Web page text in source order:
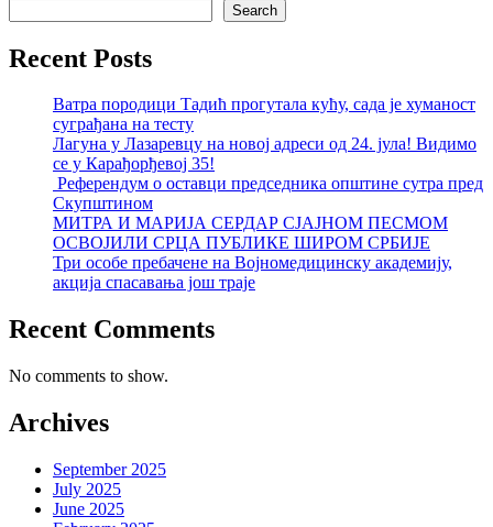
Search
Recent Posts
Ватра породици Тадић прогутала кућу, сада је хуманост
суграђана на тесту
Лагуна у Лазаревцу на новој адреси од 24. јула! Видимо
се у Карађорђевој 35!
Референдум о оставци председника општине сутра пред
Скупштином
МИТРА И МАРИЈА СЕРДАР СЈАЈНОМ ПЕСМОМ
ОСВОЈИЛИ СРЦА ПУБЛИКЕ ШИРОМ СРБИЈЕ
Три особе пребачене на Војномедицинску академију,
акција спасавања још траје
Recent Comments
No comments to show.
Archives
September 2025
July 2025
June 2025